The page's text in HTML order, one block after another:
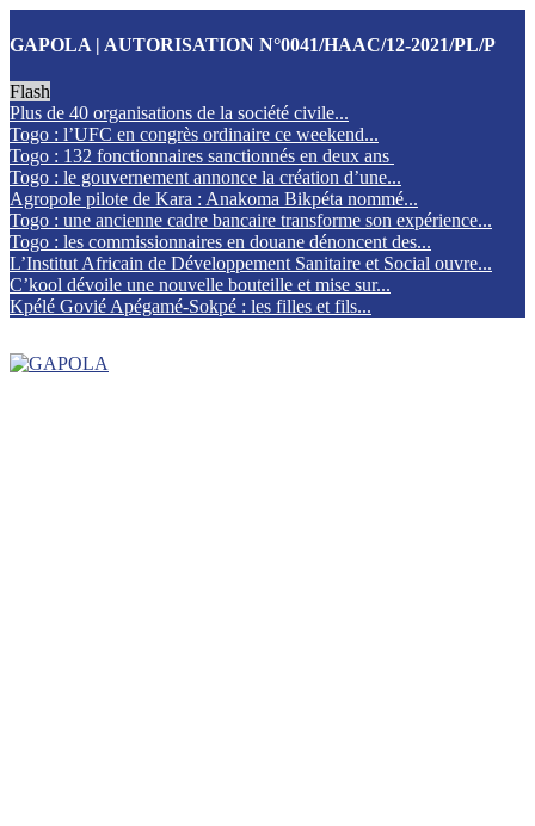
GAPOLA | AUTORISATION N°0041/HAAC/12-2021/PL/P
Flash
Plus de 40 organisations de la société civile...
Togo : l’UFC en congrès ordinaire ce weekend...
Togo : 132 fonctionnaires sanctionnés en deux ans
Togo : le gouvernement annonce la création d’une...
Agropole pilote de Kara : Anakoma Bikpéta nommé...
Togo : une ancienne cadre bancaire transforme son expérience...
Togo : les commissionnaires en douane dénoncent des...
L’Institut Africain de Développement Sanitaire et Social ouvre...
C’kool dévoile une nouvelle bouteille et mise sur...
Kpélé Govié Apégamé-Sokpé : les filles et fils...